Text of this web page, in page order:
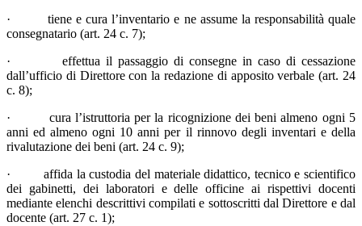
· tiene e cura l’inventario e ne assume la responsabilità quale
consegnatario (art. 24 c. 7);
· effettua il passaggio di consegne in caso di cessazione
dall’ufficio di Direttore con la redazione di apposito verbale (art. 24
c. 8);
· cura l’istruttoria per la ricognizione dei beni almeno ogni 5
anni ed almeno ogni 10 anni per il rinnovo degli inventari e della
rivalutazione dei beni (art. 24 c. 9);
· affida la custodia del materiale didattico, tecnico e scientifico
dei gabinetti, dei laboratori e delle officine ai rispettivi docenti
mediante elenchi descrittivi compilati e sottoscritti dal Direttore e dal
docente (art. 27 c. 1);